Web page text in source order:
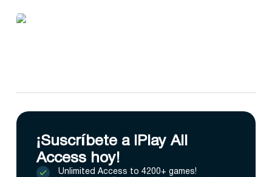
¡Suscríbete a IPlay All
Access hoy!
Unlimited Access to 4200+ games!